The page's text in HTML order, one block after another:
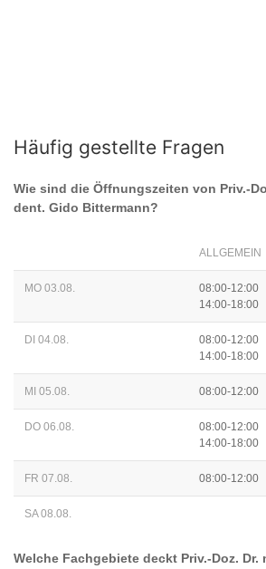
Häufig gestellte Fragen
Wie sind die Öffnungszeiten von Priv.-
dent. Gido Bittermann?
ALLGEMEIN
MO 03.08.
08:00-12:00
14:00-18:00
DI 04.08.
08:00-12:00
14:00-18:00
MI 05.08. 08:00-12:00
DO 06.08.
08:00-12:00
14:00-18:00
FR 07.08. 08:00-12:00
SA 08.08.
Welche Fachgebiete deckt Priv.-Doz. Dr.